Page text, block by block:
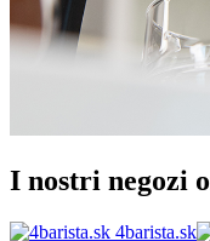
I nostri negozi
4barista.sk